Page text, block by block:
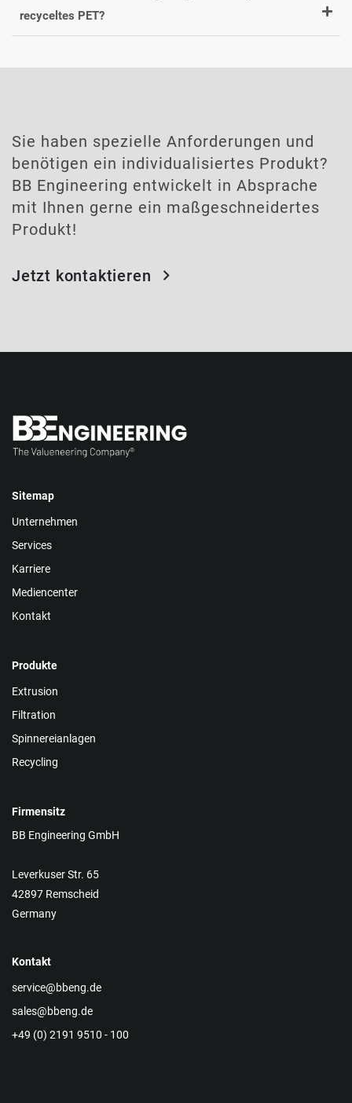
recyceltes PET?
Sie haben spezielle Anforderungen und
benötigen ein individualisiertes Produkt?
BB Engineering entwickelt in Absprache
mit Ihnen gerne ein maßgeschneidertes
Produkt!
Jetzt kontaktieren
Sitemap
Unternehmen
Services
Karriere
Mediencenter
Kontakt
Produkte
Extrusion
Filtration
Spinnereianlagen
Recycling
Firmensitz
BB Engineering GmbH
Leverkuser Str. 65
42897 Remscheid
Germany
Kontakt
service@bbeng.de
sales@bbeng.de
+49 (0) 2191 9510 - 100